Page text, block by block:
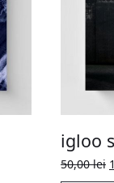
igloo
50,00lei